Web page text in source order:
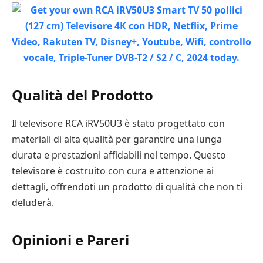
Qualità del Prodotto
Il televisore RCA iRV50U3 è stato progettato con
materiali di alta qualità per garantire una lunga
durata e prestazioni affidabili nel tempo. Questo
televisore è costruito con cura e attenzione ai
dettagli, offrendoti un prodotto di qualità che non ti
deluderà.
Opinioni e Pareri